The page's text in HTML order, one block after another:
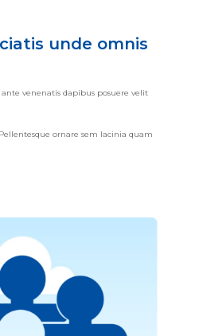
unde omnis
venenatis dapibus posuere velit
ornare sem lacinia quam